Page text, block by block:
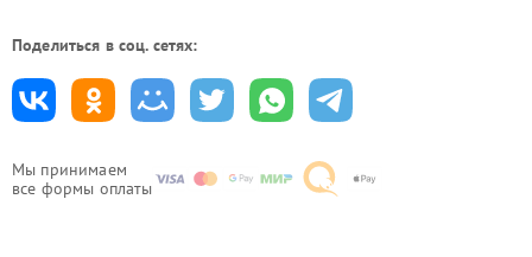
Мы принимаем
все формы оплаты
Поделиться в соц. сетях: